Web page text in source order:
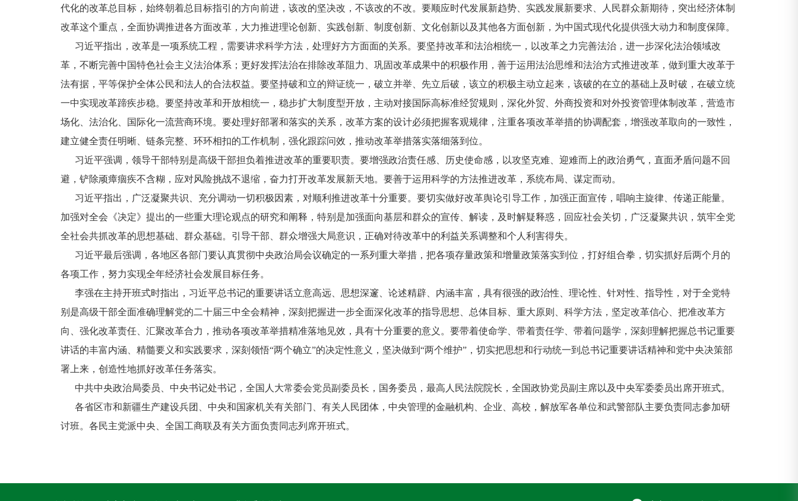
代化的改革总目标，始终朝着总目标指引的方向前进，该改的坚决改，不该改的不改。要顺应时代发展新趋势、实践发展新要求、人民群众新期待，突出经济体制
改革这个重点，全面协调推进各方面改革，大力推进理论创新、实践创新、制度创新、文化创新以及其他各方面创新，为中国式现代化提供强大动力和制度保障。
习近平指出，改革是一项系统工程，需要讲求科学方法，处理好方方面面的关系。要坚持改革和法治相统一，以改革之力完善法治，进一步深化法治领域改
革，不断完善中国特色社会主义法治体系；更好发挥法治在排除改革阻力、巩固改革成果中的积极作用，善于运用法治思维和法治方式推进改革，做到重大改革于
法有据，平等保护全体公民和法人的合法权益。要坚持破和立的辩证统一，破立并举、先立后破，该立的积极主动立起来，该破的在立的基础上及时破，在破立统
一中实现改革蹄疾步稳。要坚持改革和开放相统一，稳步扩大制度型开放，主动对接国际高标准经贸规则，深化外贸、外商投资和对外投资管理体制改革，营造市
场化、法治化、国际化一流营商环境。要处理好部署和落实的关系，改革方案的设计必须把握客观规律，注重各项改革举措的协调配套，增强改革取向的一致性，
建立健全责任明晰、链条完整、环环相扣的工作机制，强化跟踪问效，推动改革举措落实落细落到位。
习近平强调，领导干部特别是高级干部担负着推进改革的重要职责。要增强政治责任感、历史使命感，以攻坚克难、迎难而上的政治勇气，直面矛盾问题不回
避，铲除顽瘴痼疾不含糊，应对风险挑战不退缩，奋力打开改革发展新天地。要善于运用科学的方法推进改革，系统布局、谋定而动。
习近平指出，广泛凝聚共识、充分调动一切积极因素，对顺利推进改革十分重要。要切实做好改革舆论引导工作，加强正面宣传，唱响主旋律、传递正能量。
加强对全会《决定》提出的一些重大理论观点的研究和阐释，特别是加强面向基层和群众的宣传、解读，及时解疑释惑，回应社会关切，广泛凝聚共识，筑牢全党
全社会共抓改革的思想基础、群众基础。引导干部、群众增强大局意识，正确对待改革中的利益关系调整和个人利害得失。
习近平最后强调，各地区各部门要认真贯彻中央政治局会议确定的一系列重大举措，把各项存量政策和增量政策落实到位，打好组合拳，切实抓好后两个月的
各项工作，努力实现全年经济社会发展目标任务。
李强在主持开班式时指出，习近平总书记的重要讲话立意高远、思想深邃、论述精辟、内涵丰富，具有很强的政治性、理论性、针对性、指导性，对于全党特
别是高级干部全面准确理解党的二十届三中全会精神，深刻把握进一步全面深化改革的指导思想、总体目标、重大原则、科学方法，坚定改革信心、把准改革方
向、强化改革责任、汇聚改革合力，推动各项改革举措精准落地见效，具有十分重要的意义。要带着使命学、带着责任学、带着问题学，深刻理解把握总书记重要
讲话的丰富内涵、精髓要义和实践要求，深刻领悟“两个确立”的决定性意义，坚决做到“两个维护”，切实把思想和行动统一到总书记重要讲话精神和党中央决策部
署上来，创造性地抓好改革任务落实。
中共中央政治局委员、中央书记处书记，全国人大常委会党员副委员长，国务委员，最高人民法院院长，全国政协党员副主席以及中央军委委员出席开班式。
各省区市和新疆生产建设兵团、中央和国家机关有关部门、有关人民团体，中央管理的金融机构、企业、高校，解放军各单位和武警部队主要负责同志参加研
讨班。各民主党派中央、全国工商联及有关方面负责同志列席开班式。